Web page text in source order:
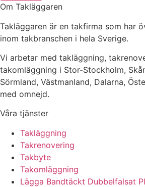
Om Takläggaren
Takläggaren är en takfirma som har
inom takbranschen i hela Sverige.
Vi arbetar med takläggning,
takomläggning i Stor-Stockholm,
Sörmland, Västmanland, Dalarna,
med omnejd.
Våra tjänster
Takläggning
Takrenovering
Takbyte
Takomläggning
Lägga Bandtäckt Dubbelfalsat